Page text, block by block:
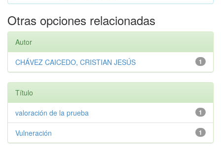
Otras opciones relacionadas
Autor
1
CHÁVEZ CAICEDO, CRISTIAN JESÚS
Título
1
valoración de la prueba
1
Vulneración